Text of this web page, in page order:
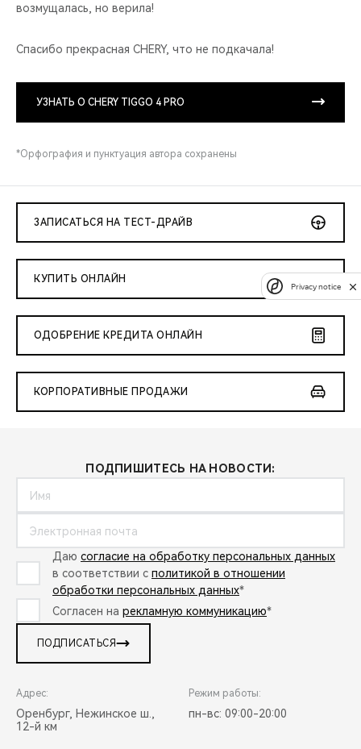
возмущалась, но верила!
Спасибо прекрасная CHERY, что не подкачала!
УЗНАТЬ О CHERY TIGGO 4 PRO
*Орфография и пунктуация автора сохранены
ЗАПИСАТЬСЯ НА ТЕСТ-ДРАЙВ
КУПИТЬ ОНЛАЙН
ОДОБРЕНИЕ КРЕДИТА ОНЛАЙН
КОРПОРАТИВНЫЕ ПРОДАЖИ
ПОДПИШИТЕСЬ НА НОВОСТИ:
Даю согласие на обработку персональных данных
в соответствии с политикой в отношении
обработки персональных данных*
Согласен на рекламную коммуникацию*
ПОДПИСАТЬСЯ
Адрес:
Оренбург, Нежинское ш.,
12-й км
Режим работы:
пн-вс: 09:00-20:00
Privacy notice